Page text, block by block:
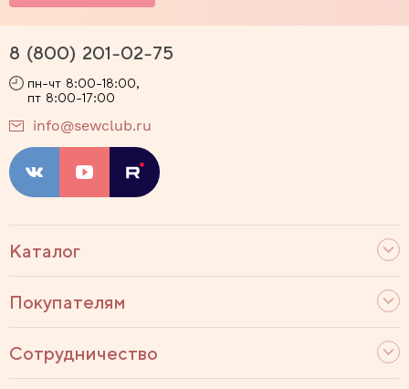
Каталог
Покупателям
Сотрудничество
8 (800) 201-02-75
пн-чт 8:00-18:00,
пт 8:00-17:00
info@sewclub.ru